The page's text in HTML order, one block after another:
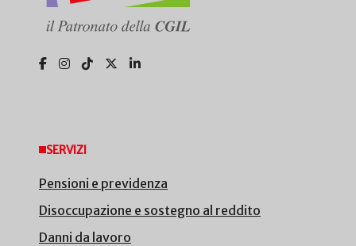
SERVIZI
Pensioni e previdenza
Disoccupazione e sostegno al reddito
Danni da lavoro